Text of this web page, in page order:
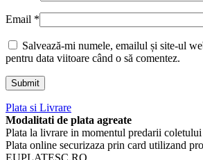
Email *
Salvează-mi numele, emailul și site-ul
pentru data viitoare când o să comentez.
Plata si Livrare
Modalitati de plata agreate
Plata la livrare in momentul predarii
Plata online securizaza prin card utilizand
EUPLATESC.RO